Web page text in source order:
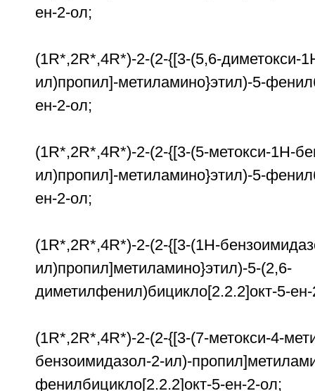
ен-2-ол;
(1R*,2R*,4R*)-2-(2-{[3-(5,6-диметокси-
ил)пропил]-метиламино}этил)-5-
ен-2-ол;
(1R*,2R*,4R*)-2-(2-{[3-(5-метокси-1Н-
ил)пропил]-метиламино}этил)-5-
ен-2-ол;
(1R*,2R*,4R*)-2-(2-{[3-(1Н-
ил)пропил]метиламино}этил)-5-(2,6-
диметилфенил)бицикло[2.2.2]окт-5-
(1R*,2R*,4R*)-2-(2-{[3-(7-метокси-4-
бензоимидазол-2-ил)-
фенилбицикло[2.2.2]окт-5-ен-2-ол;